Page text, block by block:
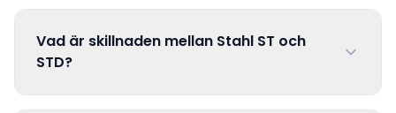
Vad är skillnaden mellan Stahl ST och
STD?